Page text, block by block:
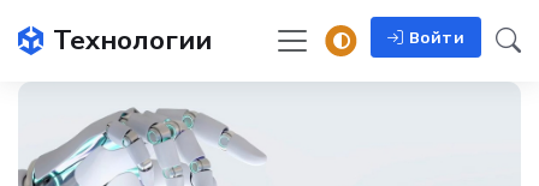
Технологии Войти